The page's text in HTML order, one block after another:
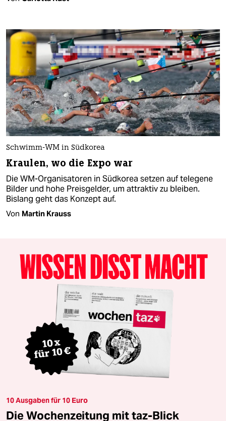
Schwimm-WM in Südkorea
Kraulen, wo die Expo war
Die WM-Organisatoren in Südkorea setzen auf telegene
Bilder und hohe Preisgelder, um attraktiv zu bleiben.
Bislang geht das Konzept auf.
Von Martin Krauss
10 Ausgaben für 10 Euro
Die Wochenzeitung mit taz-Blick